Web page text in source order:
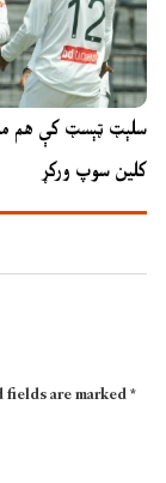
سلېټ ټېسټ کې هم
کلین سوپ ورکړ
are marked*